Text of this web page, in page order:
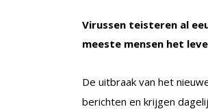
Virussen teisteren al
meeste mensen het
De uitbraak van het
berichten en krijgen